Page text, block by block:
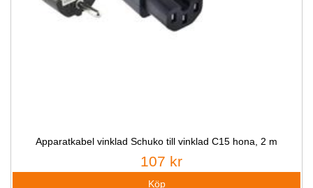
Apparatkabel vinklad Schuko till vinklad C15 hona, 2 m
107 kr